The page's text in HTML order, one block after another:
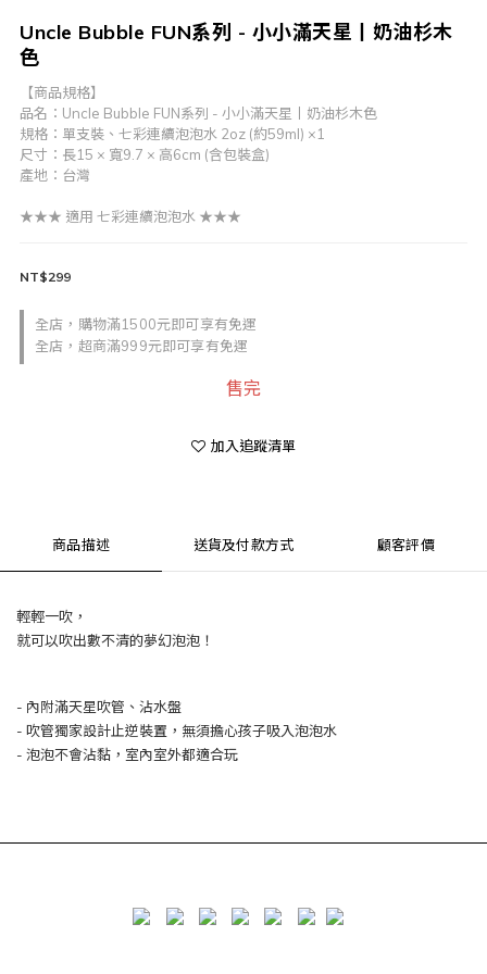
Uncle Bubble FUN系列 - 小小滿天星丨奶油杉木
色
【商品規格】
品名：Uncle Bubble FUN系列 - 小小滿天星丨奶油杉木色
規格：單支裝、七彩連續泡泡水 2oz (約59ml) ×1
尺寸：長15 × 寬9.7 × 高6cm (含包裝盒)
產地：台灣
★★★ 適用 七彩連續泡泡水 ★★★
全店，購物滿1500元即可享有免運
全店，超商滿999元即可享有免運
NT$299
售完
加入追蹤清單
商品描述 送貨及付款方式 顧客評價
輕輕一吹，
就可以吹出數不清的夢幻泡泡！
- 內附滿天星吹管、沾水盤
- 吹管獨家設計止逆裝置，無須擔心孩子吸入泡泡水
- 泡泡不會沾黏，室內室外都適合玩